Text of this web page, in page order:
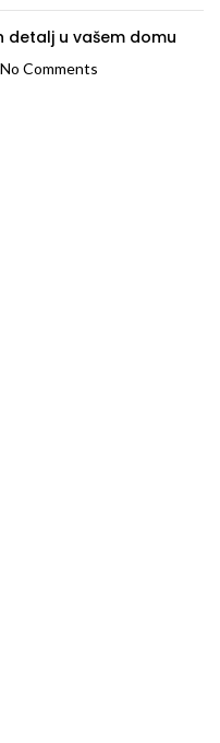
detalj u vašem domu
No Comments